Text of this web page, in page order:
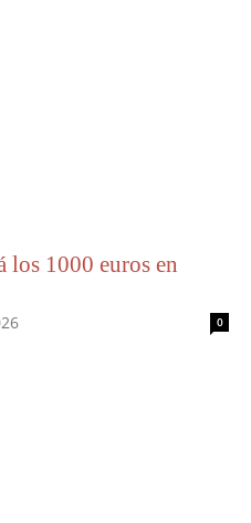
los 1000 euros en
0